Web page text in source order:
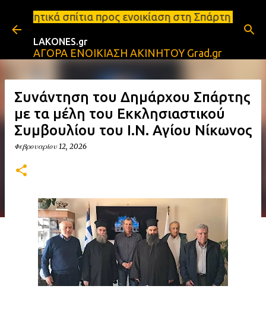
Μετάβαση στο κύριο περιεχόμενο
προς ενοικίαση στη Σπάρτη Ενοικιάσεις
LAKONES.gr
ΑΓΟΡΑ ΕΝΟΙΚΙΑΣΗ ΑΚΙΝΗΤΟΥ Grad.gr
Συνάντηση του Δημάρχου Σπάρτης
με τα μέλη του Εκκλησιαστικού
Συμβουλίου του Ι.Ν. Αγίου Νίκωνος
Φεβρουαρίου 12, 2026